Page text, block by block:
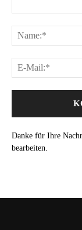
Danke für Ihre
bearbeiten.